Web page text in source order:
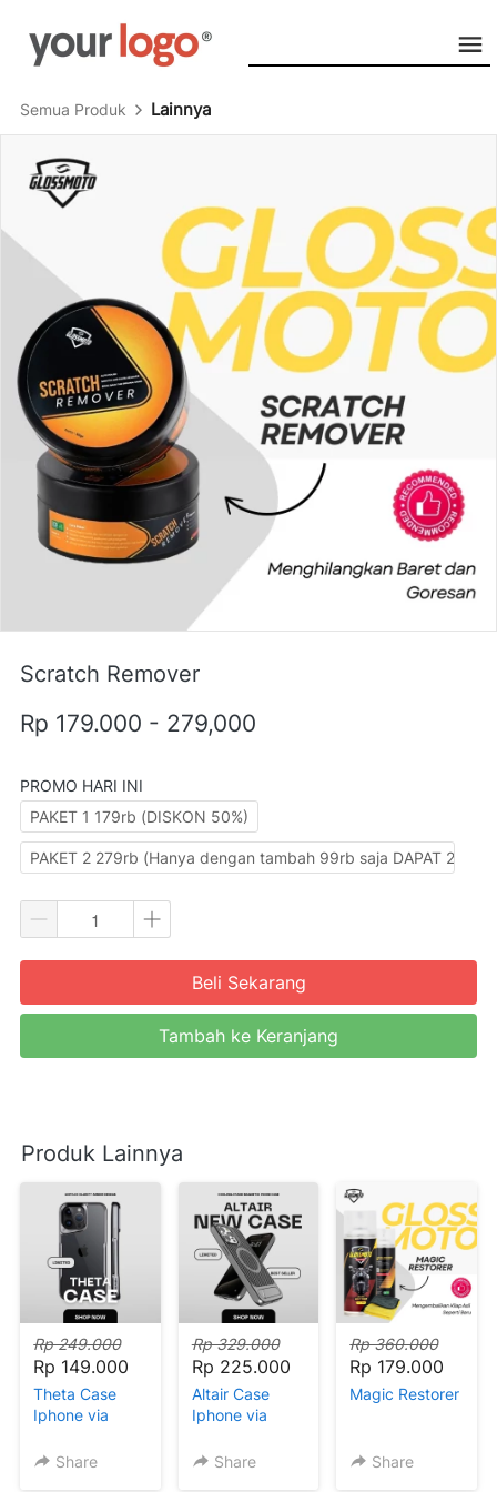
Semua Produk Lainnya
Scratch Remover
Rp 179.000 - 279,000
PROMO HARI INI
PAKET 1 179rb (DISKON 50%)
PAKET 2 279rb (Hanya dengan tambah 99rb saja DAPAT 2 PCS)
`
Beli Sekarang
`
Tambah ke Keranjang
Produk Lainnya
Rp 249.000
Rp 149.000
Theta Case
Iphone via
Share
Rp 329.000
Rp 225.000
Altair Case
Iphone via
Share
Rp 360.000
Rp 179.000
Magic Restorer
Share